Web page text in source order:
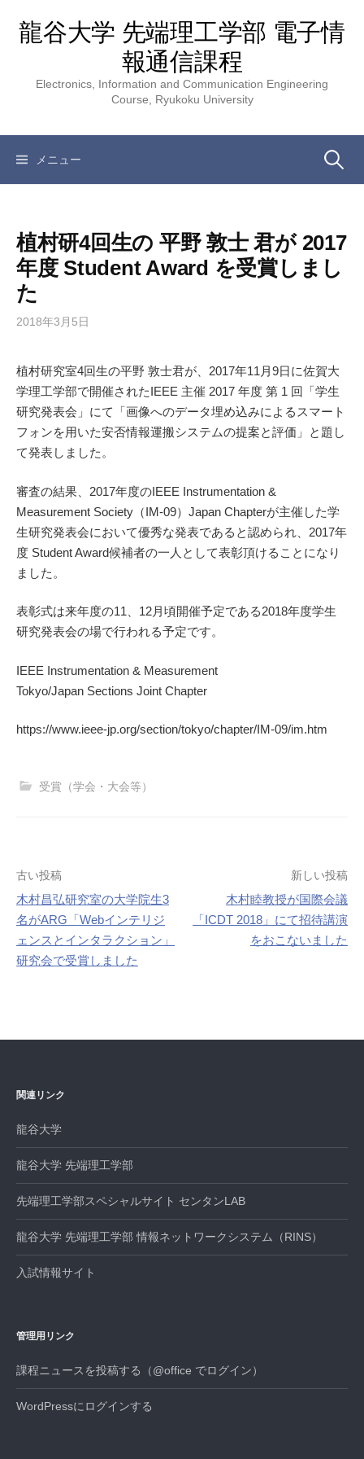
龍谷大学 先端理工学部 電子情
報通信課程
Electronics, Information and Communication Engineering
Course, Ryukoku University
メニュー 検
植村研4回生の 平野 敦士 君が 2017
年度 Student Award を受賞しまし
た
2018年3月5日
植村研究室4回生の平野 敦士君が、2017年11月9日に佐賀大
学理工学部で開催されたIEEE 主催 2017 年度 第 1 回「学生
研究発表会」にて「画像へのデータ埋め込みによるスマート
フォンを用いた安否情報運搬システムの提案と評価」と題し
て発表しました。
審査の結果、2017年度のIEEE Instrumentation &
Measurement Society（IM-09）Japan Chapterが主催した学
生研究発表会において優秀な発表であると認められ、2017年
度 Student Award候補者の一人として表彰頂けることになり
ました。
表彰式は来年度の11、12月頃開催予定である2018年度学生
研究発表会の場で行われる予定です。
IEEE Instrumentation & Measurement
Tokyo/Japan Sections Joint Chapter
https://www.ieee-jp.org/section/tokyo/chapter/IM-09/im.htm
受賞（学会・大会等）
投
稿
ナ
ビ
ョ
古い投稿
木村昌弘研究室の大学院生3
名がARG「Webインテリジ
ェンスとインタラクション」
研究会で受賞しました
新しい投稿
木村睦教授が国際会議
「ICDT 2018」にて招待講演
をおこないました
関連リンク
龍谷大学
龍谷大学 先端理工学部
先端理工学部スペシャルサイト センタンLAB
龍谷大学 先端理工学部 情報ネットワークシステム（RINS）
入試情報サイト
管理用リンク
課程ニュースを投稿する（@office でログイン）
WordPressにログインする